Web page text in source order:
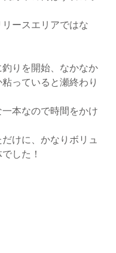
リースエリアではな
りを開始、なかなか
っていると瀬終わり
本なので時間をかけ
けに、かなりボリュ
した！